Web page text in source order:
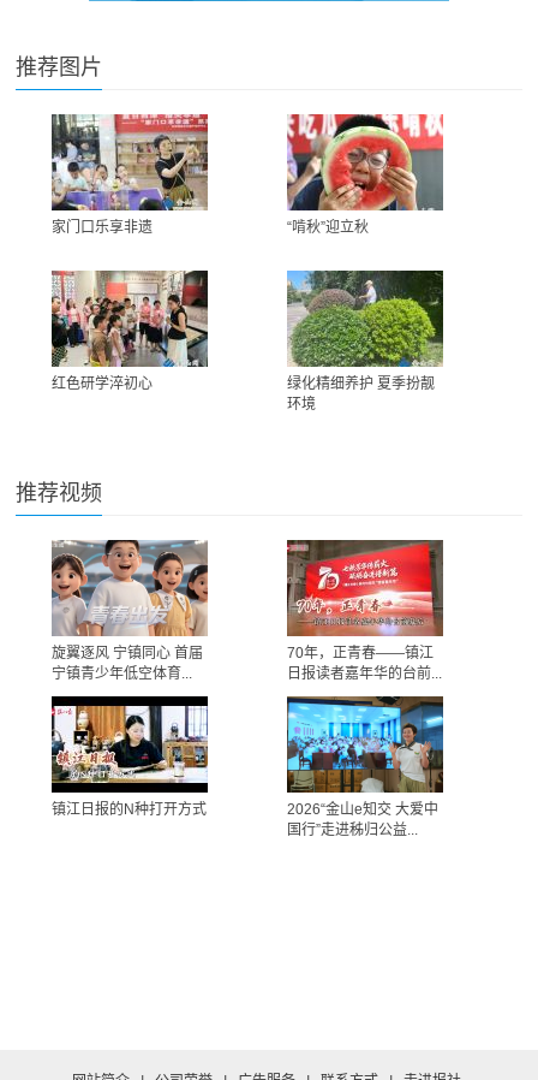
推荐图片
家门口乐享非遗 “啃秋”迎立秋
红色研学淬初心
绿化精细养护 夏季扮靓
环境
推荐视频
旋翼逐风 宁镇同心 首届
宁镇青少年低空体育...
70年，正青春——镇江
日报读者嘉年华的台前...
镇江日报的N种打开方式
2026“金山e知交 大爱中
国行”走进秭归公益...